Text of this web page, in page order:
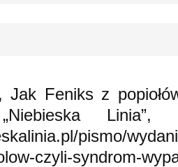
Jak Feniks z
„Niebieska
pismo/
czyli-syndrom-